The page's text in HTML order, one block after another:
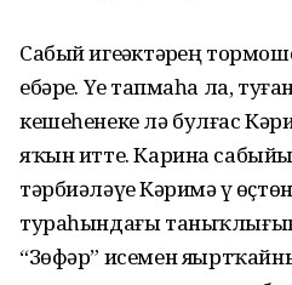
Сабый игеҙәктәрҙең
ебәрҙе. Үҙе тапмаһа ла,
кешеһенеке лә булғас
яҡын итте. Карина сабыйҙы
тәрбиәләүҙе Кәримә үҙ
тураһындағы
“Зөфәр” исемен